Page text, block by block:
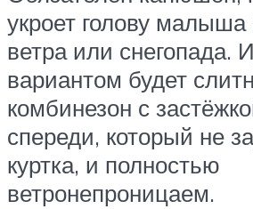
укроет голову малыша
ветра или снегопада.
вариантом будет
комбинезон с
спереди, который не
куртка, и полностью
ветронепроницаем.